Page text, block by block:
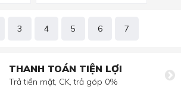
3 4 5 6 7
THANH TOÁN TIỆN LỢI
Trả tiền mặt, CK, trả góp 0%